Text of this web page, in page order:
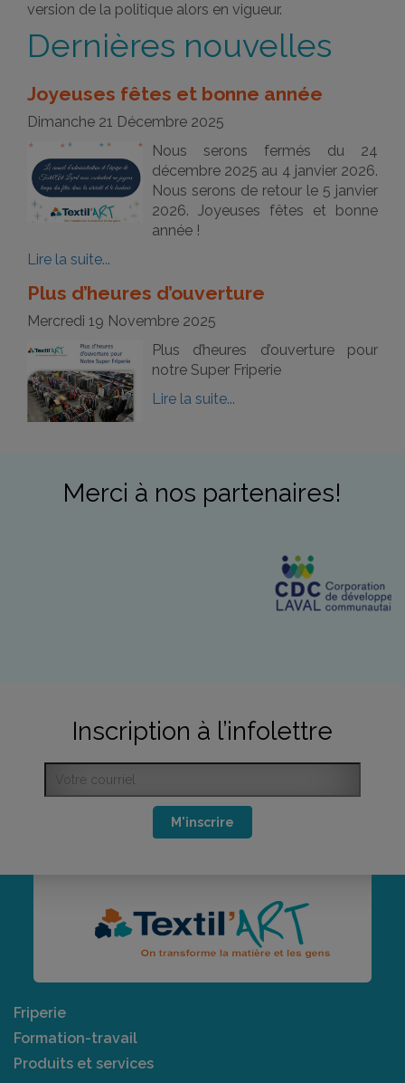
version de la politique alors en vigueur.
Dernières nouvelles
Joyeuses fêtes et bonne année
Dimanche 21 Décembre 2025
Nous serons fermés du 24
décembre 2025 au 4 janvier 2026.
Nous serons de retour le 5 janvier
2026. Joyeuses fêtes et bonne
année !
Lire la suite...
Plus d’heures d’ouverture
Mercredi 19 Novembre 2025
Plus d’heures d’ouverture pour
notre Super Friperie
Lire la suite...
Merci à nos partenaires!
Inscription à l’infolettre
M'inscrire
Friperie
Formation-travail
Produits et services